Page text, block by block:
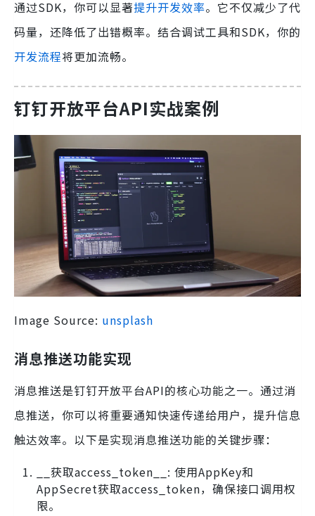
通过SDK，你可以显著提升开发效率。它不仅减少了代
码量，还降低了出错概率。结合调试工具和SDK，你的
开发流程将更加流畅。
钉钉开放平台API实战案例
Image Source: unsplash
消息推送功能实现
消息推送是钉钉开放平台API的核心功能之一。通过消
息推送，你可以将重要通知快速传递给用户，提升信息
触达效率。以下是实现消息推送功能的关键步骤：
__获取access_token__: 使用AppKey和
AppSecret获取access_token，确保接口调用权
限。